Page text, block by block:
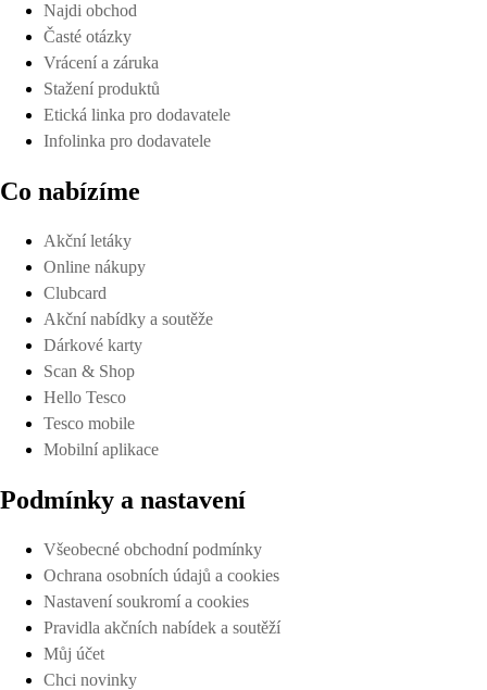
Najdi obchod
Časté otázky
Vrácení a záruka
Stažení produktů
Etická linka pro dodavatele
Infolinka pro dodavatele
Co nabízíme
Akční letáky
Online nákupy
Clubcard
Akční nabídky a soutěže
Dárkové karty
Scan & Shop
Hello Tesco
Tesco mobile
Mobilní aplikace
Podmínky a nastavení
Všeobecné obchodní podmínky
Ochrana osobních údajů a cookies
Nastavení soukromí a cookies
Pravidla akčních nabídek a soutěží
Můj účet
Chci novinky